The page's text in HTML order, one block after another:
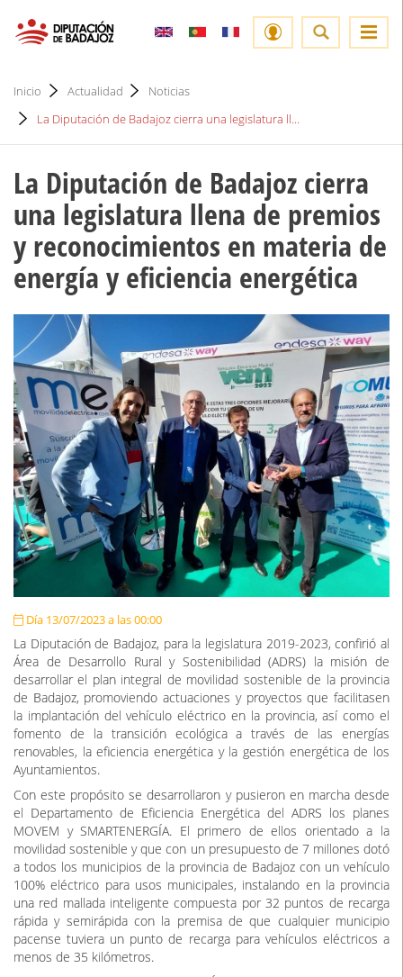
Inicio Actualidad
Noticias
La Diputación de Badajoz cierra una legislatura ll...
La Diputación de Badajoz cierra
una legislatura llena de premios
y reconocimientos en materia de
energía y eficiencia energética
Día 13/07/2023 a las 00:00
La Diputación de Badajoz, para la legislatura 2019-2023, confirió al
Área de Desarrollo Rural y Sostenibilidad (ADRS) la misión de
desarrollar el plan integral de movilidad sostenible de la provincia
de Badajoz, promoviendo actuaciones y proyectos que facilitasen
la implantación del vehículo eléctrico en la provincia, así como el
fomento de la transición ecológica a través de las energías
renovables, la eficiencia energética y la gestión energética de los
Ayuntamientos.
Con este propósito se desarrollaron y pusieron en marcha desde
el Departamento de Eficiencia Energética del ADRS los planes
MOVEM y SMARTENERGÍA. El primero de ellos orientado a la
movilidad sostenible y que con un presupuesto de 7 millones dotó
a todos los municipios de la provincia de Badajoz con un vehículo
100% eléctrico para usos municipales, instalando en la provincia
una red mallada inteligente compuesta por 32 puntos de recarga
rápida y semirápida con la premisa de que cualquier municipio
pacense tuviera un punto de recarga para vehículos eléctricos a
menos de 35 kilómetros.
En el caso del Plan SMARTENERGÍA, con un presupuesto de 24